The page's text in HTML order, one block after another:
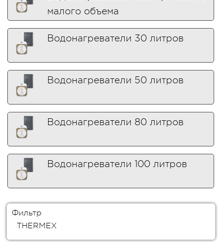
малого объема
Водонагреватели 30 литров
Водонагреватели 50 литров
Водонагреватели 80 литров
Водонагреватели 100 литров
Фильтр
THERMEX